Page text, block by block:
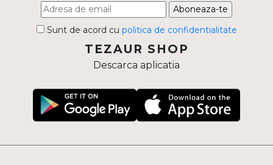
Aboneaza-te
Sunt de acord cu politica de confidentialitate
TEZAUR SHOP
Descarca aplicatia